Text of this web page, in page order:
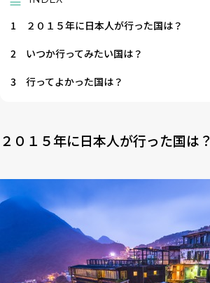
1
２０１５年に日本人が行った国は？
2
いつか行ってみたい国は？
3
行ってよかった国は？
２０１５年に日本人が行った国は？